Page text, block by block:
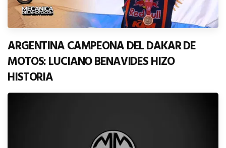
ARGENTINA CAMPEONA DEL DAKAR DE
MOTOS: LUCIANO BENAVIDES HIZO
HISTORIA